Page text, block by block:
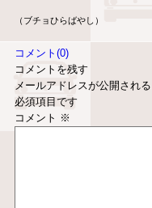
（ブチョひらばやし）
コメント(0)
コメントを残す
メールアドレスが公開される
必須項目です
コメント ※